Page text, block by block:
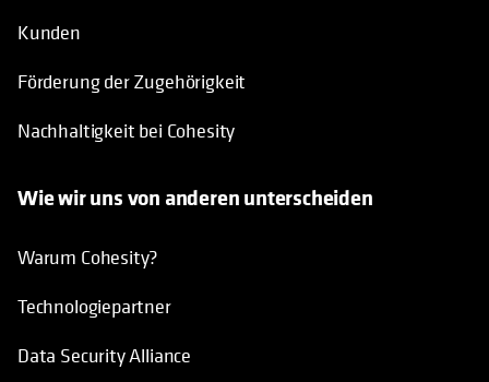
Kunden
Förderung der Zugehörigkeit
Nachhaltigkeit bei Cohesity
Wie wir uns von anderen unterscheiden
Warum Cohesity?
Technologiepartner
Data Security Alliance